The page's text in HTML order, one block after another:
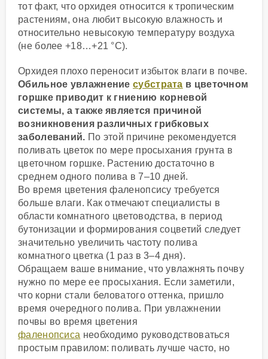
тот факт, что орхидея относится к тропическим
растениям, она любит высокую влажность и
относительно невысокую температуру воздуха
(не более +18…+21 °C).
Орхидея плохо переносит избыток влаги в почве.
Обильное увлажнениесубстрата в цветочном
горшке приводит к гниению корневой
системы, а также является причиной
возникновения различных грибковых
заболеваний. По этой причине рекомендуется
поливать цветок по мере просыхания грунта в
цветочном горшке. Растению достаточно в
среднем одного полива в 7–10 дней.
Во время цветения фаленопсису требуется
больше влаги. Как отмечают специалисты в
области комнатного цветоводства, в период
бутонизации и формирования соцветий следует
значительно увеличить частоту полива
комнатного цветка (1 раз в 3–4 дня).
Обращаем ваше внимание, что увлажнять почву
нужно по мере ее просыхания. Если заметили,
что корни стали беловатого оттенка, пришло
время очередного полива. При увлажнении
почвы во время цветения
фаленопсиса необходимо руководствоваться
простым правилом: поливать лучше часто, но